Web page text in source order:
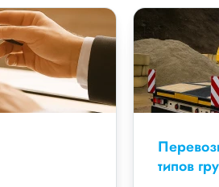
типов